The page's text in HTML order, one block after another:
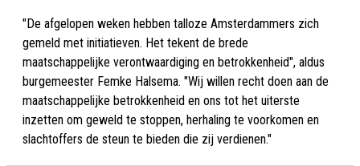
"De afgelopen weken hebben talloze Amsterdammers zich
gemeld met initiatieven. Het tekent de brede
maatschappelijke verontwaardiging en betrokkenheid", aldus
burgemeester Femke Halsema. "Wij willen recht doen aan de
maatschappelijke betrokkenheid en ons tot het uiterste
inzetten om geweld te stoppen, herhaling te voorkomen en
slachtoffers de steun te bieden die zij verdienen."